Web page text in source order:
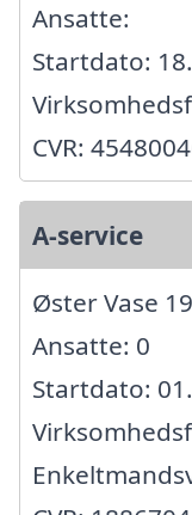
Ansatte:
Startdato:
CVR:
A-service
Øster Vase
Ansatte: 0
Startdato: